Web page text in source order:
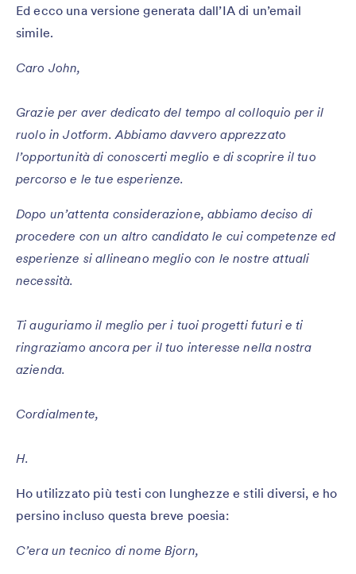
Ed ecco una versione generata dall’IA di un’email
simile.
Caro John,
Grazie per aver dedicato del tempo al colloquio per il
ruolo in Jotform. Abbiamo davvero apprezzato
l’opportunità di conoscerti meglio e di scoprire il tuo
percorso e le tue esperienze.
Dopo un’attenta considerazione, abbiamo deciso di
procedere con un altro candidato le cui competenze ed
esperienze si allineano meglio con le nostre attuali
necessità.
Ti auguriamo il meglio per i tuoi progetti futuri e ti
ringraziamo ancora per il tuo interesse nella nostra
azienda.
Cordialmente,
H.
Ho utilizzato più testi con lunghezze e stili diversi, e ho
persino incluso questa breve poesia:
C’era un tecnico di nome Bjorn,